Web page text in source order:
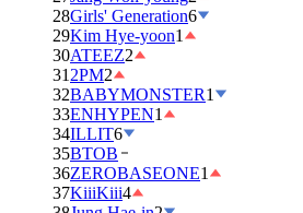
28Girls' Generation6
29Kim Hye-yoon1
30ATEEZ2
31 2PM2
32BABYMONSTER1
33ENHYPEN1
34ILLIT6
35BTOB
36ZEROBASEONE1
37KiiiKiii4